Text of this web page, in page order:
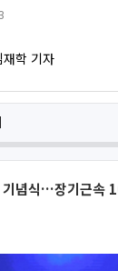
재학 기자
기념식…장기근속